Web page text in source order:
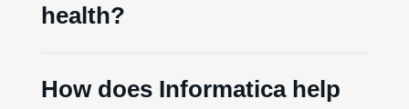
health?
How does Informatica help